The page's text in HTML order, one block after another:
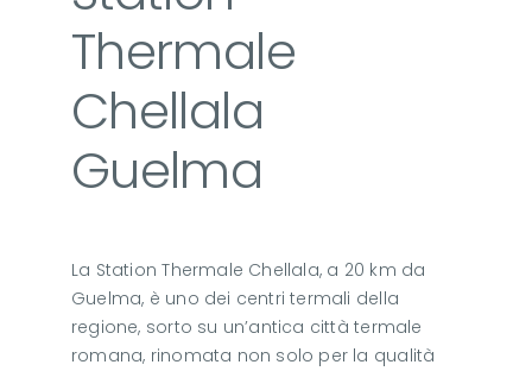
Thermale
Chellala
Guelma
La Station Thermale Chellala, a 20 km da
Guelma, è uno dei centri termali della
regione, sorto su un’antica città termale
romana, rinomata non solo per la qualità